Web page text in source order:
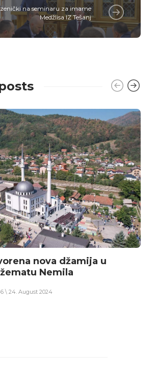
na seminaru za imame
Medžlisa IZ Tešanj
nova džamija u
Nemila
\ 24. August 2024